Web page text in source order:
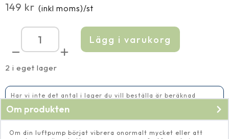
149 kr (inkl moms)/st
2 i eget lager
Luftkammare
med
membran
540
mängd
Lägg i varukorg
Har vi inte det antal i lager du vill beställa är beräknad
Om produkten
Om din luftpump börjat vibrera onormalt mycket eller att